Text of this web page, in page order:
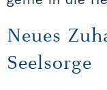
Neues
Seelsorge